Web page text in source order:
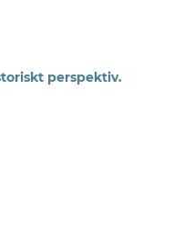
perspektiv.